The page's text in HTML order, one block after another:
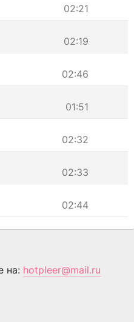
02:21
02:19
02:46
01:51
02:32
02:33
02:44
на: hotpleer@mail.ru